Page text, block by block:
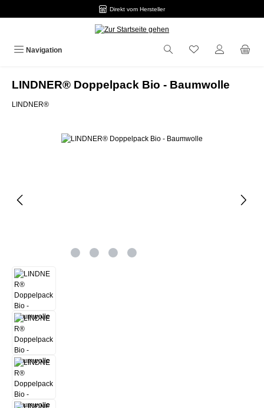
Direkt vom Hersteller
Navigation
LINDNER® Doppelpack Bio - Baumwolle
LINDNER®
Bildergalerie überspringen